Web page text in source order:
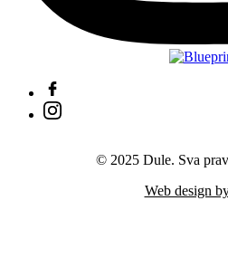
© 2025 Dule. Sva
Web design